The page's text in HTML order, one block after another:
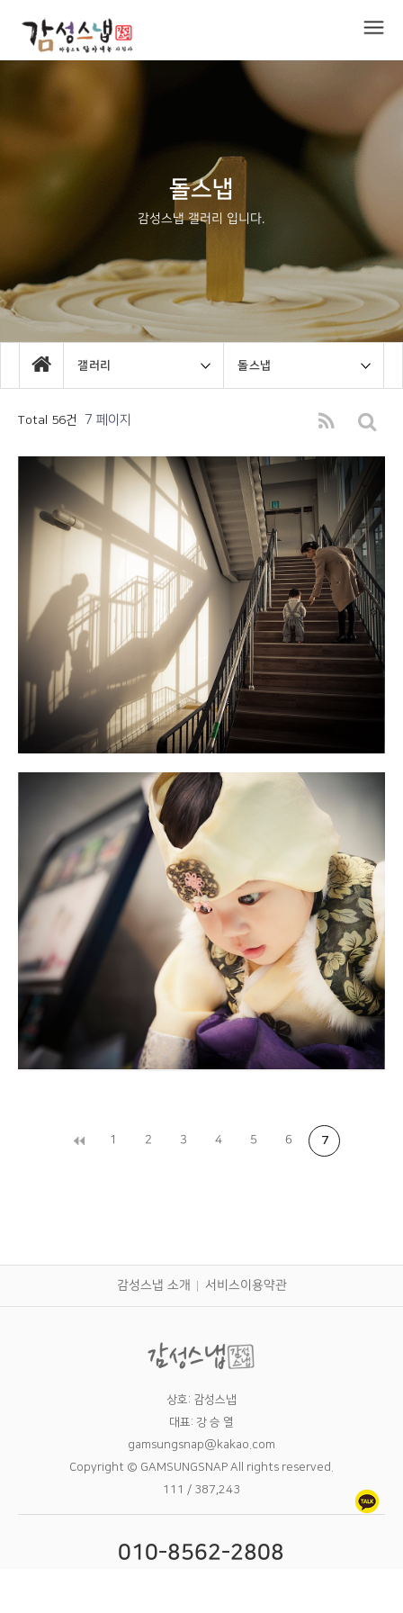
돌스냅
감성스냅 갤러리 입니다.
갤러리 돌스냅
Total 56건 7 페이지
M스타하우스 돌스냅
1 2 3 4 5 6 7
감성스냅 소개 서비스이용약관
상호: 감성스냅
대표: 강 승 열
gamsungsnap@kakao.com
Copyright © GAMSUNGSNAP All rights reserved.
111 / 387,243
010-8562-2808